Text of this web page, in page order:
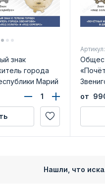
знак
города
Марий
от
Нашли, что